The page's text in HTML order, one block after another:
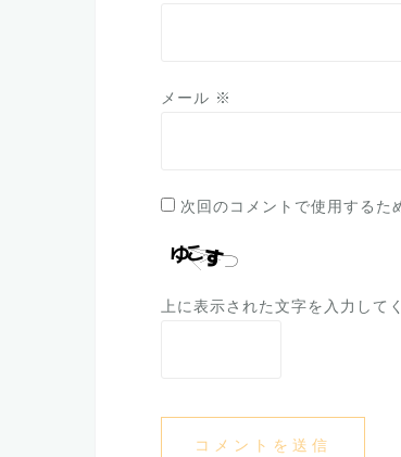
メール ※
次回のコメントで使用するた
上に表示された文字を入力して